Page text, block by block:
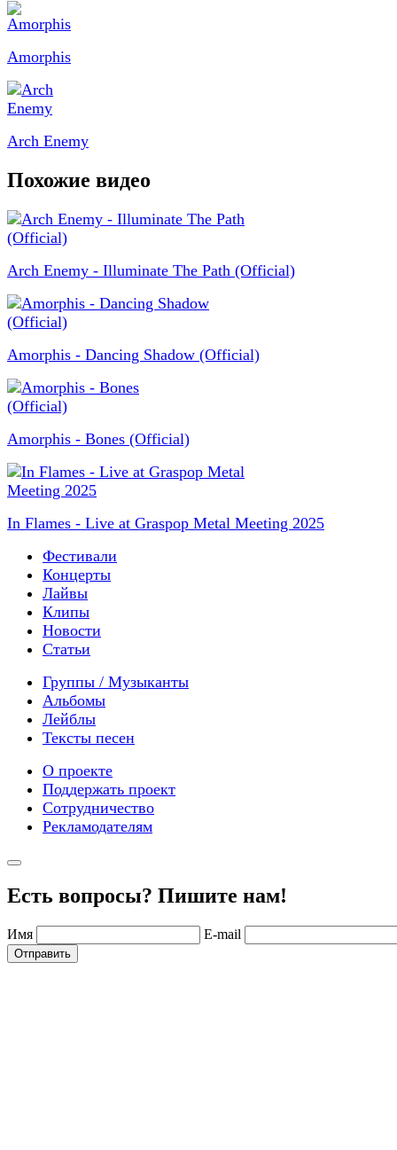
Amorphis
Arch Enemy
Похожие видео
Arch Enemy - Illuminate The Path (Official)
Amorphis - Dancing Shadow (Official)
Amorphis - Bones (Official)
In Flames - Live at Graspop Metal Meeting 2025
Фестивали
Концерты
Лайвы
Клипы
Новости
Статьи
Группы / Музыканты
Альбомы
Лейблы
Тексты песен
О проекте
Поддержать проект
Сотрудничество
Рекламодателям
Есть вопросы? Пишите нам!
Имя E-mail